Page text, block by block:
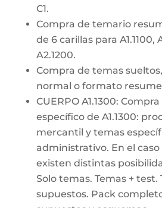
C1.
Compra de temario
de 6 carillas para A1.1100,
A2.1200.
Compra de temas
normal o formato
CUERPO A1.1300:
específico de A1.1300:
mercantil y temas
administrativo. En el caso
existen distintas
Solo temas. Temas + test.
supuestos. Pack